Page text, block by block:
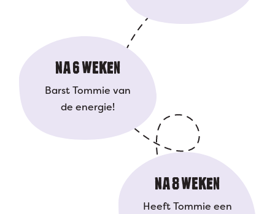
NA 6 WEKEN
Barst Tommie van
de energie!
NA 8 WEKEN
Heeft Tommie een